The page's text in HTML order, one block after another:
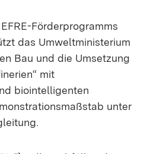
Förderprogramms
das Umweltministerium
Bau und die Umsetzung
mit
biointelligenten
unter